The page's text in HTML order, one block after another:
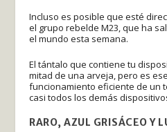
Incluso es posible que esté
el grupo rebelde M23, que ha
el mundo esta semana.
El tántalo que contiene tu
mitad de una arveja, pero es
funcionamiento eficiente de un
casi todos los demás
RARO, AZUL GRISÁCEO Y